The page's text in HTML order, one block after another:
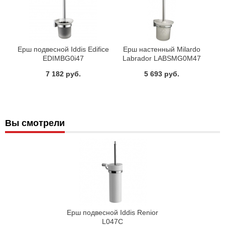
Ерш подвесной Iddis Edifice
EDIMBG0i47
7 182 руб.
Ерш настенный Milardo
Labrador LABSMG0M47
5 693 руб.
Вы смотрели
Ерш подвесной Iddis Renior
L047C